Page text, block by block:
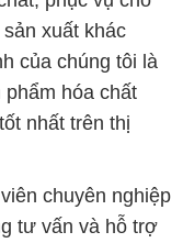
xuất khác
của chúng tôi là
hóa chất
nhất trên thị
chuyên nghiệp
tư vấn và hỗ trợ